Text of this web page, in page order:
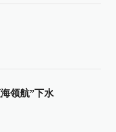
领航”下水